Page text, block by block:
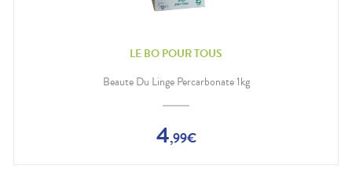
LE BO POUR TOUS
Beaute Du Linge Percarbonate 1kg
4,99€